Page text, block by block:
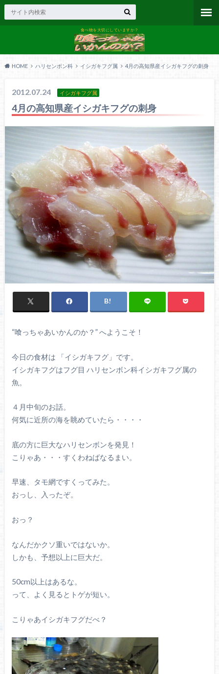
食べ物を大切にしていますか？
HOME ハリセンボン科 イシガキフグ属 4月の高知県産イシガキフグの刺身
2012.07.24 イシガキフグ属
4月の高知県産イシガキフグの刺身
“喰っちゃあいかんのか？” へようこそ！
今日の食材は 「イシガキフグ」です。
イシガキフグはフグ目 ハリセンボン科イシガキフグ属の
魚。
４月中旬のお話。
何気に近所の海を眺めていたら・・・・
底の方に巨大なハリセンボンを発見！
こりゃあ・・・すくわねばなるまい。
早速、タモ網ですくってみた。
おっし、入ったぞ。
おっ？
なんだかクソ重いではないか。
しかも、予想以上に巨大だ。
50cm以上はあるな。
って、よく見るとトゲが短い。
こりゃあイシガキフグだべ？